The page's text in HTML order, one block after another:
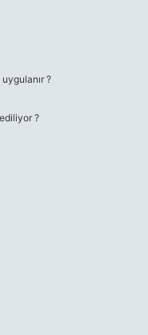
?
?